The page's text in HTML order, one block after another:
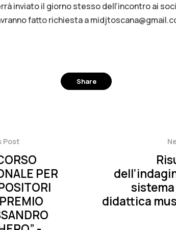
inviato il giorno stesso dell’incontro ai
fatto richiesta a
Share
Post
PER
didattica